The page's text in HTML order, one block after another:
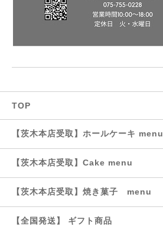
TOP
【茨木本店受取】ホールケーキ menu
【茨木本店受取】Cake menu
【茨木本店受取】焼き菓子 menu
【全国発送】 ギフト商品